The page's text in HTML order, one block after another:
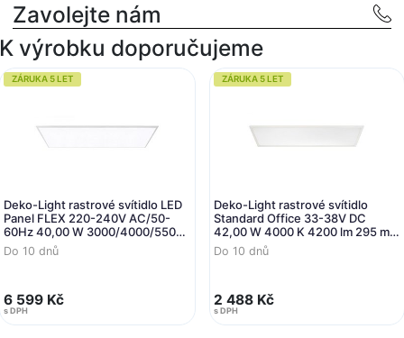
Zavolejte nám
K výrobku doporučujeme
ZÁRUKA 5 LET
Deko-Light rastrové svítidlo LED
Panel FLEX 220-240V AC/50-
60Hz 40,00 W 3000/4000/5500
K 3500 lm 1195 mm bílá RAL 9016
Do 10 dnů
6 599 Kč
s DPH
ZÁRUKA 5 LET
Deko-Light rastrové svítidlo
Standard Office 33-38V DC
42,00 W 4000 K 4200 lm 295 mm
bílá RAL 9016
Do 10 dnů
2 488 Kč
s DPH